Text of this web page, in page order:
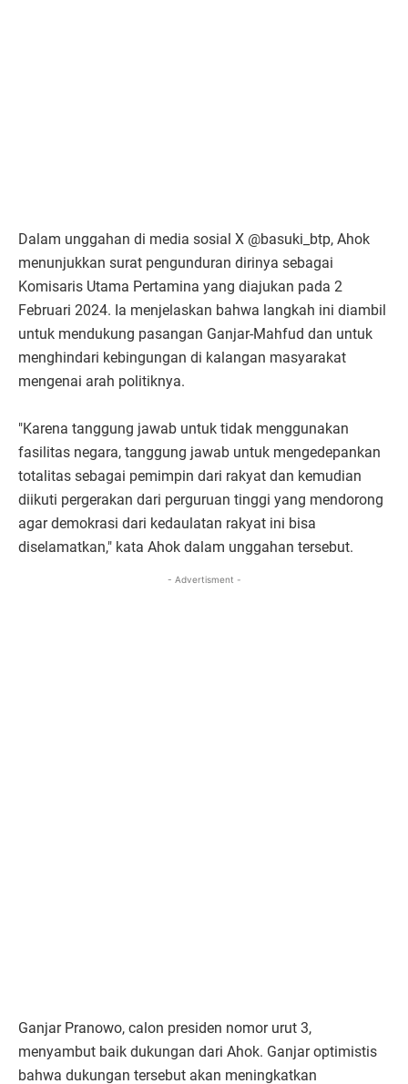
Dalam unggahan di media sosial X @basuki_btp, Ahok
menunjukkan surat pengunduran dirinya sebagai
Komisaris Utama Pertamina yang diajukan pada 2
Februari 2024. Ia menjelaskan bahwa langkah ini diambil
untuk mendukung pasangan Ganjar-Mahfud dan untuk
menghindari kebingungan di kalangan masyarakat
mengenai arah politiknya.
"Karena tanggung jawab untuk tidak menggunakan
fasilitas negara, tanggung jawab untuk mengedepankan
totalitas sebagai pemimpin dari rakyat dan kemudian
diikuti pergerakan dari perguruan tinggi yang mendorong
agar demokrasi dari kedaulatan rakyat ini bisa
diselamatkan," kata Ahok dalam unggahan tersebut.
- Advertisment -
Ganjar Pranowo, calon presiden nomor urut 3,
menyambut baik dukungan dari Ahok. Ganjar optimistis
bahwa dukungan tersebut akan meningkatkan